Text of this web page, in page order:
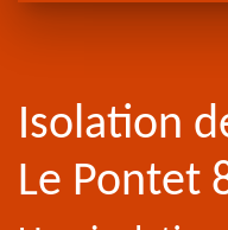
Isolation
Le Pontet